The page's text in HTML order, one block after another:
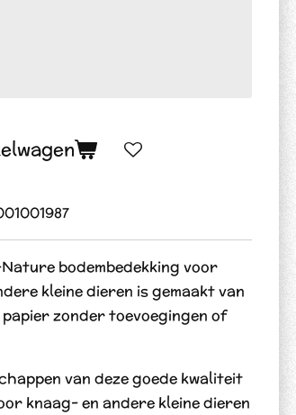
bodembedekking voor
kleine dieren is gemaakt van
papier zonder toevoegingen of
van deze goede kwaliteit
knaag- en andere kleine dieren